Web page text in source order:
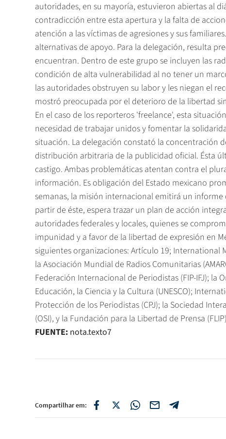
autoridades, en su mayoría, estuvieron abiertas al
contradicción entre esta apertura y la falta de
atención a las víctimas de agresiones y sus
alternativas de apoyo. Para la delegación, resulta
encuentran. Dentro de este grupo se incluyen las
condición de alta vulnerabilidad al no tener un
las autoridades obstruyen su labor y les niegan el
mostró preocupada por el deterioro de la libertad
En el caso de los reporteros 'freelance', esta
necesidad de trabajar unidos y fomentar la
situación. La delegación constató la concentración
distribución arbitraria de la publicidad oficial. Ésta
castigo. Ambas problemáticas atentan contra el
información. Es obligación del Estado mexicano
semanas, la misión internacional emitirá un
partir de éste, espera trazar un plan de acción
autoridades federales y locales, quienes se
impunidad y a favor de la libertad de expresión en
siguientes organizaciones: Artículo 19; International
la Asociación Mundial de Radios Comunitarias
Federación Internacional de Periodistas (FIP-IFJ); la
Educación, la Ciencia y la Cultura (UNESCO);
Protección de los Periodistas (CPJ); la Sociedad
(OSI), y la Fundación para la Libertad de Prensa
FUENTE: nota.texto7
Compartilhar em: